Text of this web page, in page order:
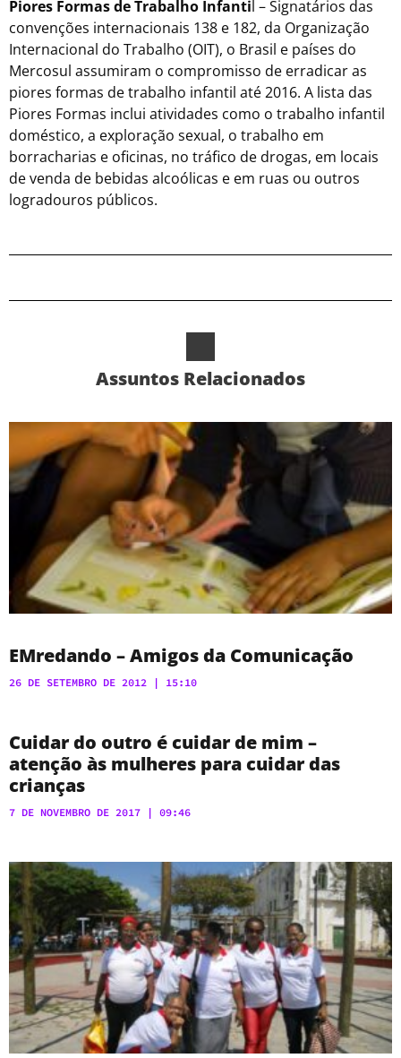
Piores Formas de Trabalho Infanti l – Signatários das
convenções internacionais 138 e 182, da Organização
Internacional do Trabalho (OIT), o Brasil e países do
Mercosul assumiram o compromisso de erradicar as
piores formas de trabalho infantil até 2016. A lista das
Piores Formas inclui atividades como o trabalho infantil
doméstico, a exploração sexual, o trabalho em
borracharias e oficinas, no tráfico de drogas, em locais
de venda de bebidas alcoólicas e em ruas ou outros
logradouros públicos.
Assuntos Relacionados
EMredando – Amigos da Comunicação
26 DE SETEMBRO DE 2012 15:10
Cuidar do outro é cuidar de mim –
atenção às mulheres para cuidar das
crianças
7 DE NOVEMBRO DE 2017 09:46